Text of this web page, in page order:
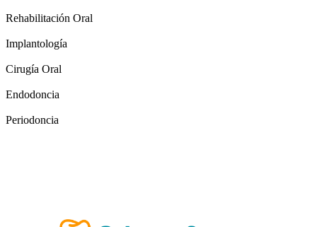
Rehabilitación Oral
Implantología
Cirugía Oral
Endodoncia
Periodoncia